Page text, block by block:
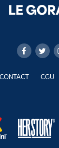
CONTACT CGU